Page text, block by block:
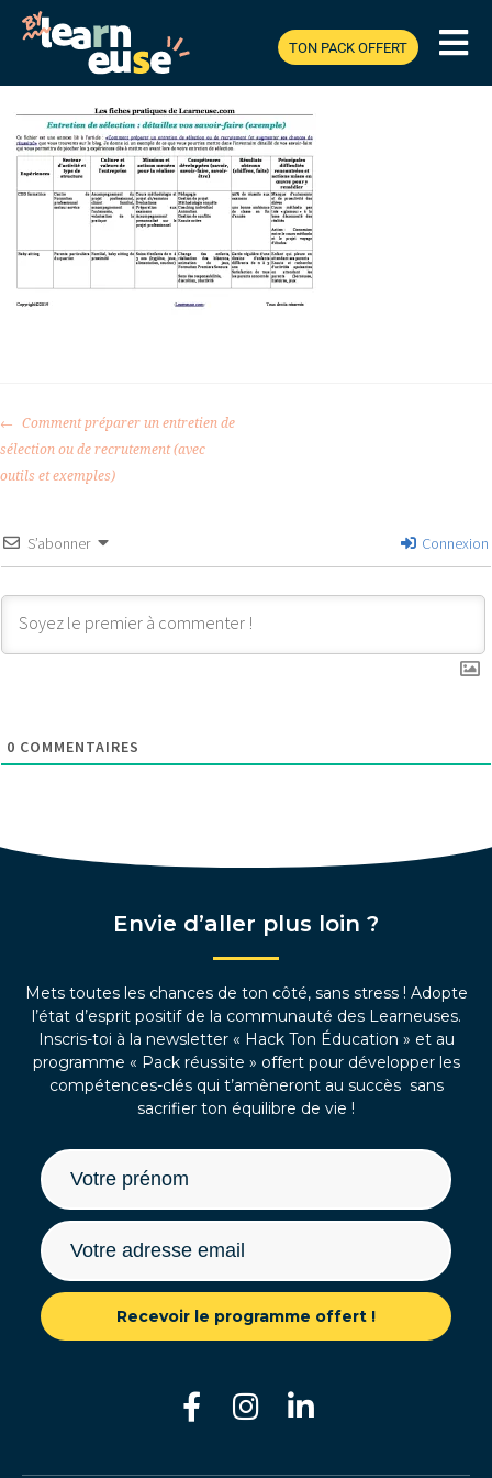
TON PACK OFFERT
SAVOIR-FAIRE
Comment préparer un entretien de
sélection ou de recrutement (avec
outils et exemples)
S’abonner Connexion
0 COMMENTAIRES
Envie d’aller plus loin ?
Mets toutes les chances de ton côté, sans stress ! Adopte
l’état d’esprit positif de la communauté des Learneuses.
Inscris-toi à la newsletter « Hack Ton Éducation » et au
programme « Pack réussite » offert pour développer les
compétences-clés qui t’amèneront au succès sans
sacrifier ton équilibre de vie !
Recevoir le programme offert !